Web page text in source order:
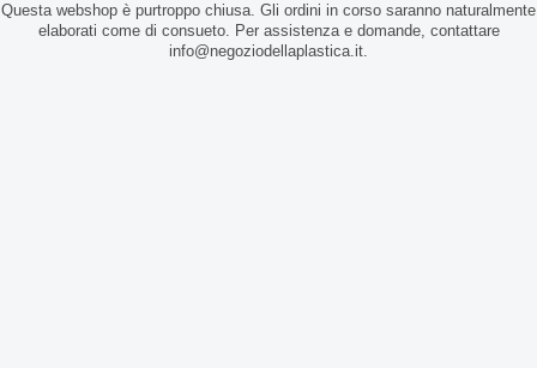
Questa webshop è purtroppo chiusa. Gli ordini in corso saranno naturalmente
elaborati come di consueto. Per assistenza e domande, contattare
info@negoziodellaplastica.it.